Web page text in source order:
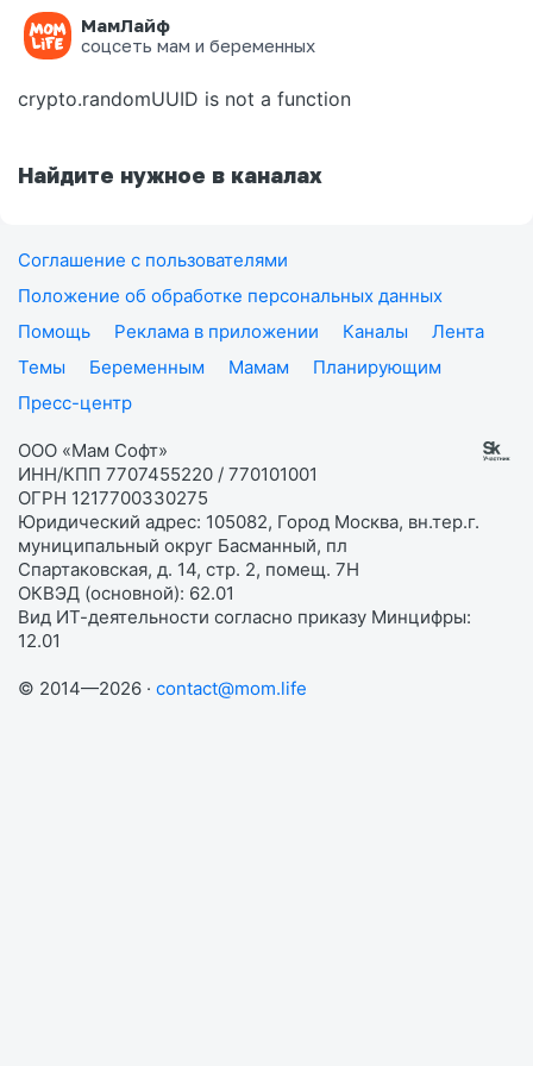
МамЛайф
соцсеть мам и беременных
Ошибка на странице
crypto.randomUUID is not a function
Найдите нужное в каналах
Соглашение с пользователями
Положение об обработке персональных данных
Помощь
Реклама в приложении Каналы
Лента
Темы
Беременным Мамам
Планирующим
Пресс-центр
ООО «Мам Софт»
ИНН/КПП 7707455220 / 770101001
ОГРН 1217700330275
Юридический адрес: 105082, Город Москва, вн.тер.г.
муниципальный округ Басманный, пл
Спартаковская, д. 14, стр. 2, помещ. 7Н
ОКВЭД (основной): 62.01
Вид ИТ-деятельности согласно приказу Минцифры:
12.01
© 2014—2026 · contact@mom.life